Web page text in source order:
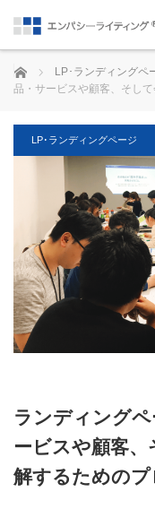
ホーム LP･ランディングペ
品・サービスや顧客、そし
LP･ランディングページ
ランディング
ービスや顧客
解するためのプ